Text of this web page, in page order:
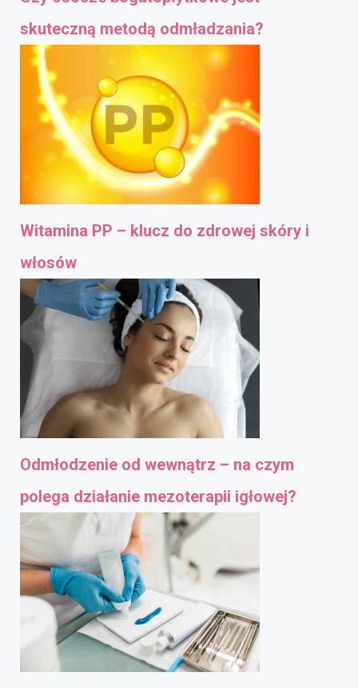
skuteczną metodą odmładzania?
Witamina PP – klucz do zdrowej skóry i
włosów
Odmłodzenie od wewnątrz – na czym
polega działanie mezoterapii igłowej?